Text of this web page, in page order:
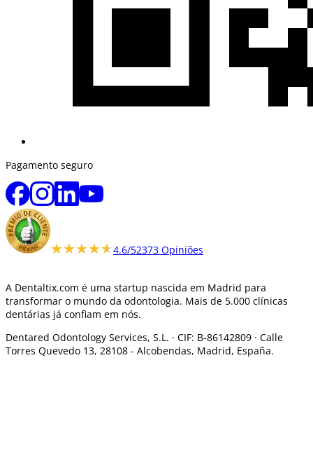
Pagamento seguro
★★★★★
★★★★★4.6/52373 Opiniões
A Dentaltix.com é uma startup nascida em Madrid para
transformar o mundo da odontologia. Mais de 5.000 clínicas
dentárias já confiam em nós.
Dentared Odontology Services, S.L. · CIF: B-86142809 · Calle
Torres Quevedo 13, 28108 - Alcobendas, Madrid, España.